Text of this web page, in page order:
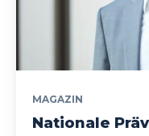
MAGAZIN
Nationale